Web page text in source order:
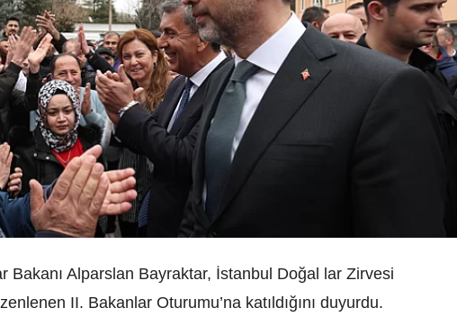
Bakanı Alparslan Bayraktar, İstanbul Doğal lar Zirvesi
II. Bakanlar Oturumu’na katıldığını duyurdu.